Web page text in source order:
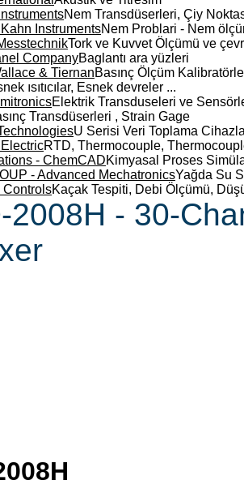
Nem Transdüserleri, Çiy
InstrumentsNem Problari - Nem
Tork ve Kuvvet Ölçümü ve
CompanyBaglantı ara yüzleri
& TiernanBasınç Ölçüm
ısıtıcılar, Esnek devreler ...
Elektrik Transduseleri ve
Transdüserleri , Strain Gage
U Serisi Veri Toplama
RTD, Thermocouple,
- ChemCADKimyasal Proses
- Advanced MechatronicsYağda Su
ControlsKaçak Tespiti, Debi Ölçümü,
2008H - 30-